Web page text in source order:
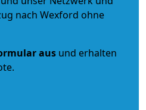
nach Wexford ohne
aus und erhalten